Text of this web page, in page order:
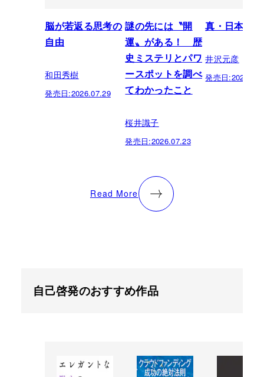
脳が若返る思考の
自由
和田秀樹
発売日:2026.07.29
謎の先には〝開
運〟がある！ 歴
史ミステリとパワ
ースポットを調べ
てわかったこと
桜井識子
発売日:2026.07.23
真・日本の
井沢元彦
発売日:
Read More
自己啓発のおすすめ作品